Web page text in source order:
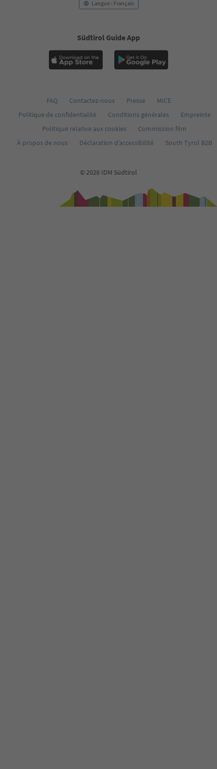
Langue : Français
Südtirol Guide App
FAQ Contactez-nous Presse
MICE
Politique de confidentialité
Conditions générales
Empreinte
Politique relative aux cookies
Commission film
À propos de nous
Déclaration d’accessibilité South Tyrol B2B
© 2026 IDM Südtirol